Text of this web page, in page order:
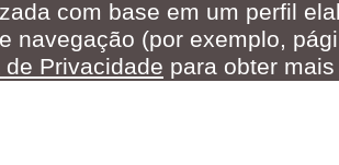
com base em um perfil
navegação (por exemplo,
Privacidade para obter